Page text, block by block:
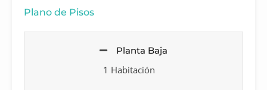
Plano de Pisos
Planta Baja
1 Habitación